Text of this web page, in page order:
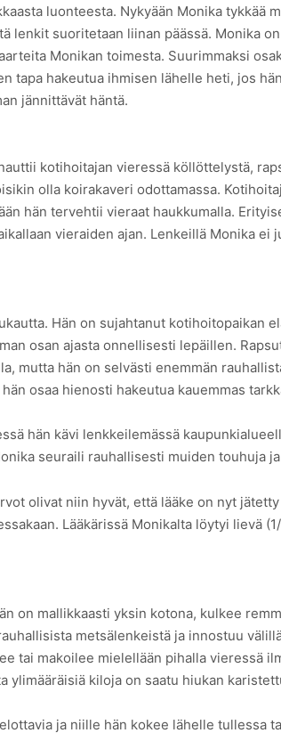
luonteesta. Nykyään Monika tykkää
lenkit suoritetaan liinan päässä. Monika
Monikan toimesta. Suurimmaksi
tapa hakeutua ihmisen lähelle heti, jos
jännittävät häntä.
kotihoitajan vieressä köllöttelystä,
olla koirakaveri odottamassa.
hän tervehtii vieraat haukkumalla.
vieraiden ajan. Lenkeillä Monika
Hän on sujahtanut kotihoitopaikan
osan ajasta onnellisesti lepäillen.
mutta hän on selvästi enemmän
osaa hienosti hakeutua kauemmas
hän kävi lenkkeilemässä
seuraili rauhallisesti muiden touhuja
olivat niin hyvät, että lääke on nyt
Lääkärissä Monikalta löytyi lievä
on mallikkaasti yksin kotona, kulkee
metsälenkeistä ja innostuu
tai makoilee mielellään pihalla vieressä
ylimääräisiä kiloja on saatu hiukan
ja niille hän kokee lähelle tullessa